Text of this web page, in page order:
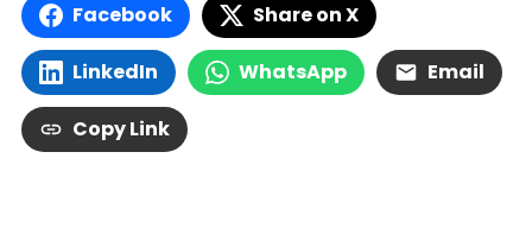
Facebook Share on X
LinkedIn WhatsApp Email
Copy Link